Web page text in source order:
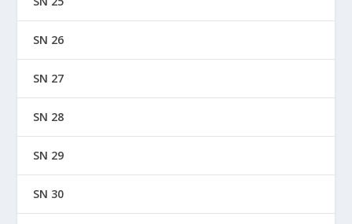
SN 26
SN 27
SN 28
SN 29
SN 30